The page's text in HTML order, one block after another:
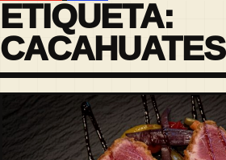
ETIQUETA:
CACAHUATES